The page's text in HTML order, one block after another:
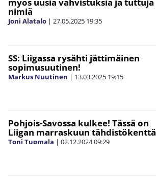
nimiä
Joni Alatalo | 27.05.2025 19:35
SS: Liigassa rysähti jättimäinen
sopimusuutinen!
Markus Nuutinen | 13.03.2025 19:15
Pohjois-Savossa kulkee! Tässä on
Liigan marraskuun tähdistökenttä
Toni Tuomala | 02.12.202409:29